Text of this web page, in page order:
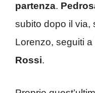
partenza.
subito dopo il via,
Lorenzo, seguiti
Rossi.